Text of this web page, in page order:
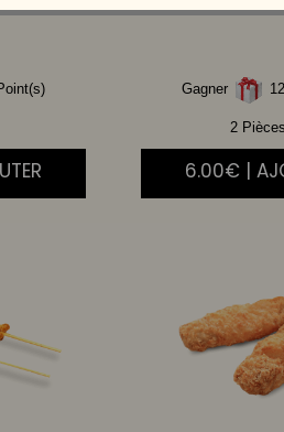
Gagner
2
6.00€ |